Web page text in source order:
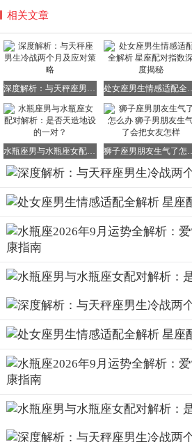
你，甚至将你所有信息都拉黑，那么
3、若能联系上天秤座男生，且他愿
他可能并非真的想分手，而是希望
二、天秤男冷战时的心理状态是怎样
1、天秤座男生吵架后冷战的心理状
对女孩子是否还有感情，是判断其
2、若天秤座男生对女孩子仍有感情
孩子主动联系自己。若女孩子长时间
害怕对方分手，从而主动联系女孩子
3、相反，若天秤座男生对女孩子已
常“作”、吵架等原因，冷战对他而
女孩子不承认错误、不主动挽回，
相关文章
深度解析：与天秤座男生冷战两个月及应对策略 处女座男生情感适配
水瓶座男与水瓶座女配对解析：是否天造地设的一对？ 狮子座男朋友生气了怎